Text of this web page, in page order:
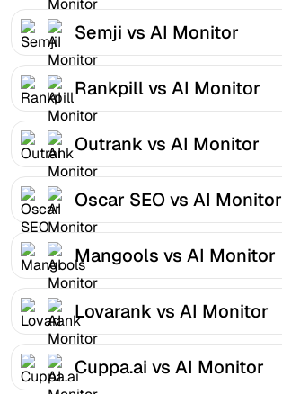
Semji vs AI Monitor
Rankpill vs AI Monitor
Outrank vs AI Monitor
Oscar SEO vs AI Monitor
Mangools vs AI Monitor
Lovarank vs AI Monitor
Cuppa.ai vs AI Monitor